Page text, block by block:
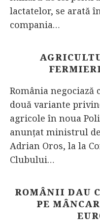
lactatelor, se arată
compania…
România negociază
două variante
agricole în noua
anunțat ministrul
Adrian Oros, la la
Clubului…
ROMÂNII DAU
PE